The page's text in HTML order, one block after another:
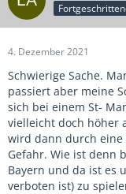
4. Dezember 2021
Schwierige Sache.
passiert aber meine
sich bei einem St-
vielleicht doch höher
wird dann durch eine
Gefahr. Wie ist denn
Bayern und da ist es
verboten ist) zu